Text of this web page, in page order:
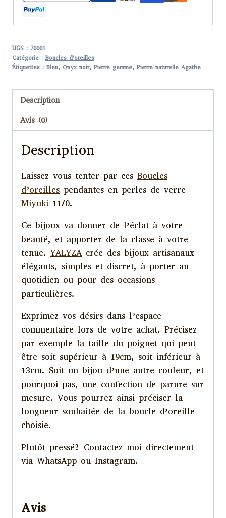
Ngueh
UGS : 70001
Catégorie : Boucles d'oreilles
Étiquettes : Bleu, Onyx noir, Pierre gemme, Pierre naturelle Agathe
Description
Avis (0)
Description
Laissez vous tenter par ces Boucles
d’oreilles pendantes en perles de verre
Miyuki 11/0.
Ce bijoux va donner de l’éclat à votre
beauté, et apporter de la classe à votre
tenue.YALYZAcrée des bijoux artisanaux
élégants, simples et discret, à porter au
quotidien ou pour des occasions
particulières.
Exprimez vos désirs dans l’espace
commentaire lors de votre achat. Précisez
par exemple la taille du poignet qui peut
être soit supérieur à 19cm, soit inférieur à
13cm. Soit un bijou d’une autre couleur, et
pourquoi pas, une confection de parure sur
mesure. Vous pourrez ainsi préciser la
longueur souhaitée de la boucle d’oreille
choisie.
Plutôt pressé? Contactez moi directement
via WhatsApp ou Instagram.
Avis